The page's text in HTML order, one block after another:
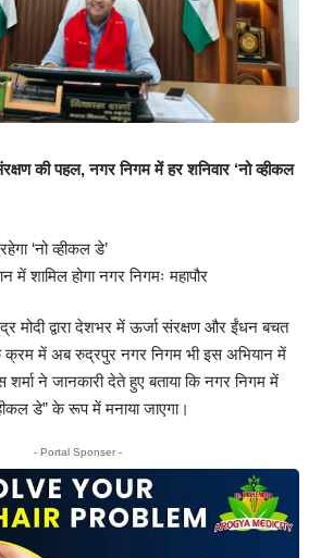
की पहल, नगर निगम में हर शनिवार ‘नो व्हीकल
‘नो व्हीकल डे’
शामिल होगा नगर निगमः महापौर
मोदी द्वारा देशभर में ऊर्जा संरक्षण और ईंधन बचत
में अब रुद्रपुर नगर निगम भी इस अभियान में
शर्मा ने जानकारी देते हुए बताया कि नगर निगम में
डे” के रूप में मनाया जाएगा।
- Portal Sponser -